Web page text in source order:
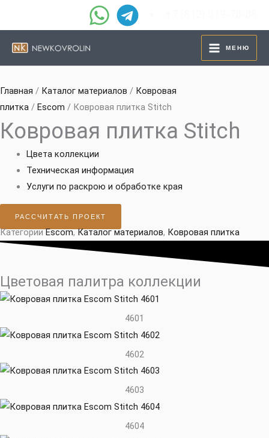
МЕНЮ
Главная / Каталог материалов / Ковровая
плитка / Escom / Ковровая плитка Stitch
Ковровая плитка Stitch
Цвета коллекции
Техническая информация
Услуги по раскрою и обработке края
РАССЧИТАТЬ ПРОЕКТ
Категории Escom,Каталог материалов, Ковровая плитка
Цветовая палитра коллекции
4601
4602
4603
4604